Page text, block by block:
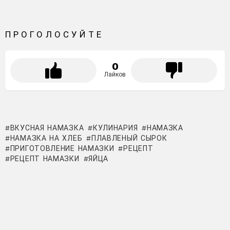
ПРОГОЛОСУЙТЕ
0
Лайков
ВКУСНАЯ НАМАЗКА КУЛИНАРИЯ
НАМАЗКА
НАМАЗКА НА ХЛЕБ
ПЛАВЛЕНЫЙ СЫРОК
ПРИГОТОВЛЕНИЕ НАМАЗКИ
РЕЦЕПТ
РЕЦЕПТ НАМАЗКИ
ЯЙЦА